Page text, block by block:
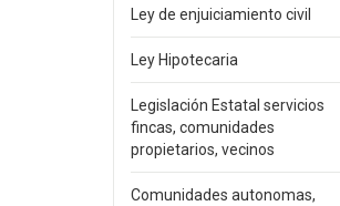
Ley de enjuiciamiento civil
Ley Hipotecaria
Legislación Estatal servicios
fincas, comunidades
propietarios, vecinos
Comunidades autonomas,